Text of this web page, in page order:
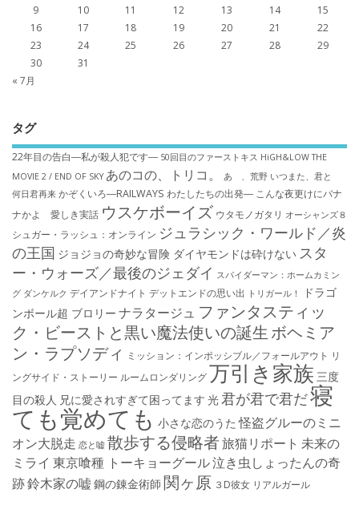
9
10 11 12 13 14
15
16
17 18 19 20 21
22
23
24 25 26 27 28
29
30
31
« 7月
タグ
22年目の告白―私が殺人犯です― 50回目のファーストキス HiGH&LOW THE
MOVIE 2 / END OF SKY あのコの、トリコ。 あゝ、荒野 いつまた、君と
何日君再来 かぞくいろ―RAILWAYS わたしたちの出発― こんな夜更けにバナ
ナかよ 愛しき実話 ウスケボーイズ ウタモノガタリ オーシャンズ８
シュガー・ラッシュ：オ​ンライン ジュラシック・ワールド／炎
の王国 ジョジョの奇妙な冒険 ダイヤモンドは砕けない スタ
ー・ウォーズ／最後のジェダイ スパイダーマン：ホームカミン
グ ダンケルク デイアンドナイト デットエンドの思い出 トリガール！
ドラゴ
ンボール超 ブロリー ナラタージュ ファンタスティッ
ク・ビーストと黒い魔法使いの誕生 ボヘミア
ン・ラプソディ ミッション：インポッシブル／フォールアウト リ
ングサイド・ストーリー ルームロンダリング万引き家族 三度
目の殺人 兄に愛されすぎて困ってます 光君が君で君だ寝
ても覚めても 小さな恋のうた 怪盗グルーのミニ
オン大脱走 恋と嘘 散歩する侵略者旅猫リポート 未来の
ミライ 東京喰種 トーキョーグール泣き虫しょったんの奇
跡鈴木家の嘘 鋼の錬金術師 関ヶ原 ３D彼女 リアルガール